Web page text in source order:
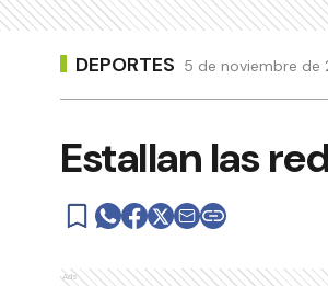
DEPORTES 5 de noviembre de
Estallan las
Ads